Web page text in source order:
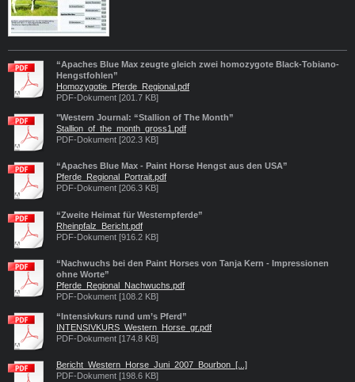
“Apaches Blue Max zeugte gleich zwei homozygote Black-Tobiano-
Hengstfohlen”
Homozygotie_Pferde_Regional.pdf
PDF-Dokument [201.7 KB]
"Western Journal: “Stallion of The Month”
Stallion_of_the_month_gross1.pdf
PDF-Dokument [202.3 KB]
“Apaches Blue Max - Paint Horse Hengst aus den USA”
Pferde_Regional_Portrait.pdf
PDF-Dokument [206.3 KB]
“Zweite Heimat für Westernpferde”
Rheinpfalz_Bericht.pdf
PDF-Dokument [916.2 KB]
“Nachwuchs bei den Paint Horses von Tanja Kern - Impressionen
ohne Worte”
Pferde_Regional_Nachwuchs.pdf
PDF-Dokument [108.2 KB]
“Intensivkurs rund um’s Pferd”
INTENSIVKURS_Western_Horse_gr.pdf
PDF-Dokument [174.8 KB]
Bericht_Western_Horse_Juni_2007_Bourbon_[...]
PDF-Dokument [198.6 KB]